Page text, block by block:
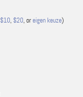
$10, $20, or eigen keuze)